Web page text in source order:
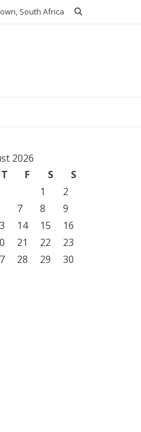
South Africa
2026
T F S
S
1
2
7 8
9
14 15
16
21 22
23
28 29
30